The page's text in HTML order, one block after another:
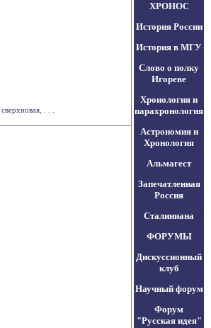
. . .
ХРОНОС
История России
История в МГУ
Слово о полку
Игореве
Хронология и
парахронология
Астрономия и
Хронология
Альмагест
Запечатленная
Россия
Сталиниана
ФОРУМЫ
Дискуссионный
клуб
Научный форум
Форум
"Русская идея"